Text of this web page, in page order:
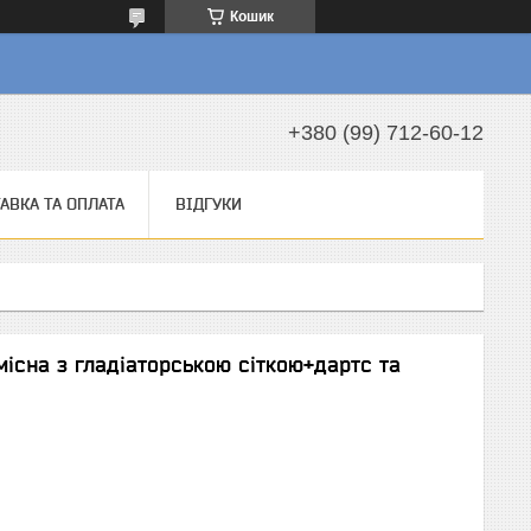
Кошик
+380 (99) 712-60-12
ТА ОПЛАТА ВІДГУКИ
з гладіаторською сіткою+дартс та